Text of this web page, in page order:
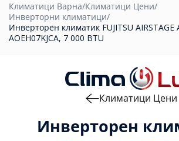
Климатици Варна/Климатици Цени/
Инверторни климатици/
Инверторен климатик FUJITSU AIRSTAGE
AOEH07KJCA, 7 000 BTU
Инверторен
Климатици Цени